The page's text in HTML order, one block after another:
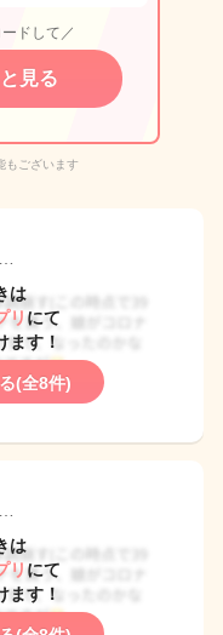
ドして／
見る
もございます
は
リ にて
ます！
(全8件)
は
リ にて
ます！